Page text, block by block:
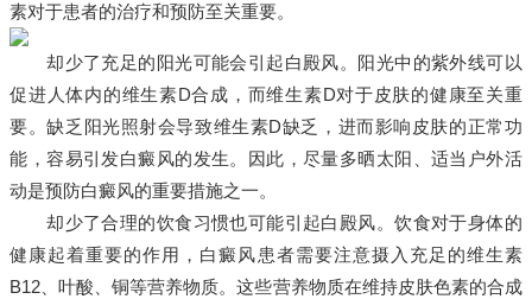
素对于患者的治疗和预防至关重要。
却少了充足的阳光可能会引起白殿风。阳光中的紫外线可以
促进人体内的维生素D合成，而维生素D对于皮肤的健康至关重
要。缺乏阳光照射会导致维生素D缺乏，进而影响皮肤的正常功
能，容易引发白癜风的发生。因此，尽量多晒太阳、适当户外活
动是预防白癜风的重要措施之一。
却少了合理的饮食习惯也可能引起白殿风。饮食对于身体的
健康起着重要的作用，白癜风患者需要注意摄入充足的维生素
B12、叶酸、铜等营养物质。这些营养物质在维持皮肤色素的合成